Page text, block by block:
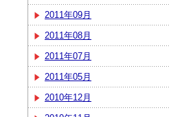
2011年09月
2011年08月
2011年07月
2011年05月
2010年12月